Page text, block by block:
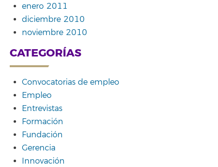
enero 2011
diciembre 2010
noviembre 2010
CATEGORÍAS
Convocatorias de empleo
Empleo
Entrevistas
Formación
Fundación
Gerencia
Innovación